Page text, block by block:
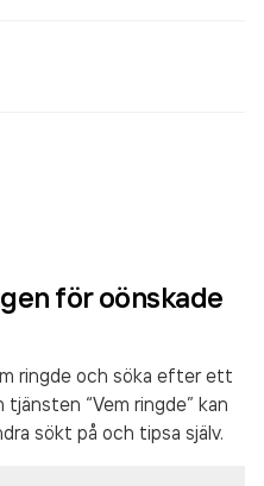
för oönskade
ringde och söka efter ett
“Vem ringde” kan
sökt på och tipsa själv.